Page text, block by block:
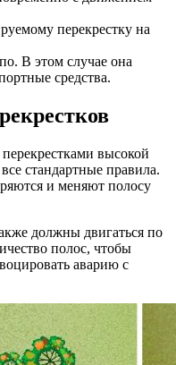
перекрестку на
В этом случае она
средства.
высокой
стандартные правила.
и меняют полосу
должны двигаться по
полос, чтобы
аварию с